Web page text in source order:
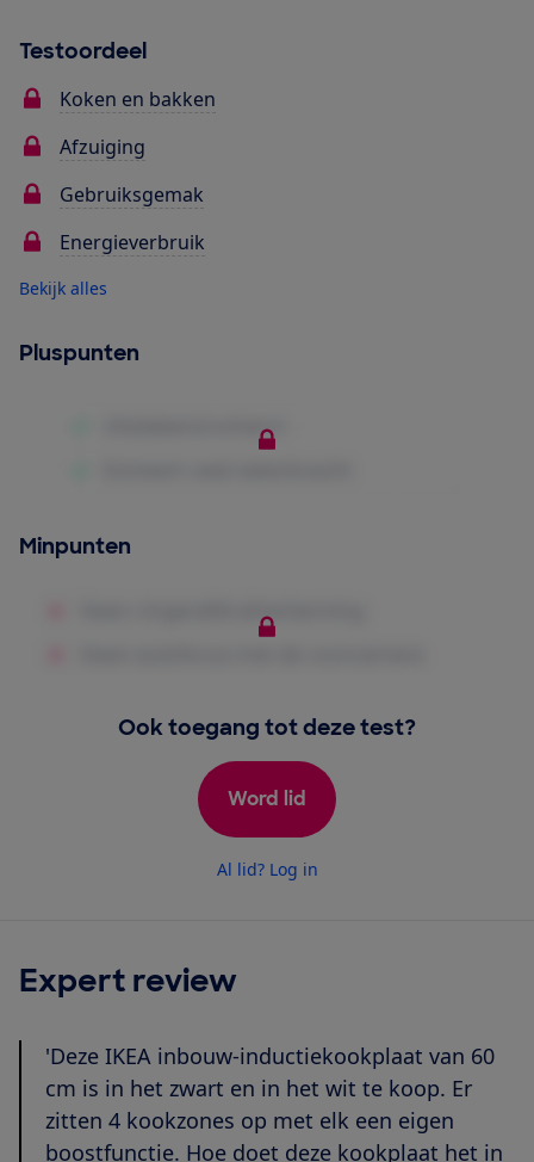
Testoordeel
Koken en bakken
Afzuiging
Gebruiksgemak
Energieverbruik
Bekijk alles
Pluspunten
Minpunten
Ook toegang tot deze test?
Word lid
Al lid? Log in
Expert review
'Deze IKEA inbouw-inductiekookplaat van 60
cm is in het zwart en in het wit te koop. Er
zitten 4 kookzones op met elk een eigen
boostfunctie. Hoe doet deze kookplaat het in